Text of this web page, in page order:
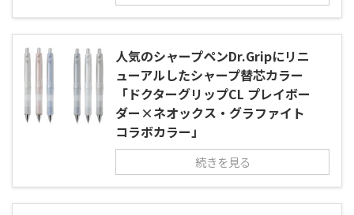
人気のシャープペンDr.Gripにリニ
ューアルしたシャープ替芯カラー
「ドクターグリップCL プレイボー
ダー×ネオックス・グラファイト
コラボカラー」
続きを見る